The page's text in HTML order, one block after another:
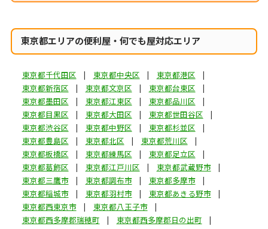
東京都エリアの便利屋・何でも屋対応エリア
東京都千代田区 東京都中央区
東京都港区
東京都新宿区
東京都文京区
東京都台東区
東京都墨田区
東京都江東区
東京都品川区
東京都目黒区
東京都大田区
東京都世田谷区
東京都渋谷区
東京都中野区
東京都杉並区
東京都豊島区
東京都北区
東京都荒川区
東京都板橋区
東京都練馬区
東京都足立区
東京都葛飾区
東京都江戸川区
東京都武蔵野市
東京都三鷹市
東京都調布市
東京都多摩市
東京都稲城市
東京都羽村市
東京都あきる野市
東京都西東京市
東京都八王子市
東京都西多摩郡瑞穂町
東京都西多摩郡日の出町